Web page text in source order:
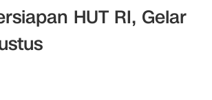
HUT RI, Gelar